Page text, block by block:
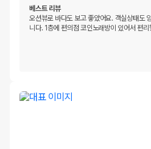
베스트 리뷰
오션뷰로 바다도 보고 좋았어요. 객실상태도
니다. 1층에 편의점 코인노래방이 있어서 편